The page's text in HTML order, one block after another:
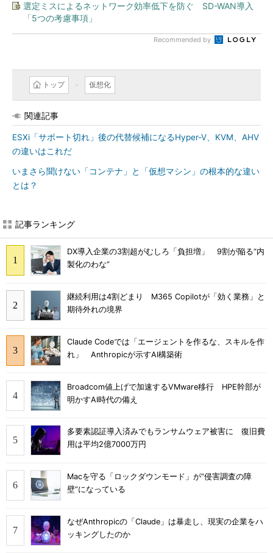
選定ミスによるネットワーク効率低下を防ぐ SD-WAN導入
「5つの考慮事項」
Recommended by
トップ 仮想化
関連記事
ESXi「サポート切れ」後の代替候補になるHyper-V、KVM、AHV
の違いはこれだ
いまさら聞けない「コンテナ」と「仮想マシン」の根本的な違い
とは？
記事ランキング
DX導入企業の3割超がむしろ「負担増」 9割が陥る“内
製化のわな”
継続利用は4割どまり M365 Copilotが「効く業務」と
期待外れの境界
Claude Codeでは「エージェントを作るな、スキルを作
れ」 Anthropicが示すAI構築術
Broadcom値上げで加速するVMware移行 HPE幹部が
明かすAI時代の備え
多要素認証導入済みでもランサムウェア被害に 復旧費
用は平均2億7000万円
Macを守る「ロックダウンモード」が“侵害調査の障
壁”になっている
なぜAnthropicの「Claude」は暴走し、現実の企業をハ
ッキングしたのか